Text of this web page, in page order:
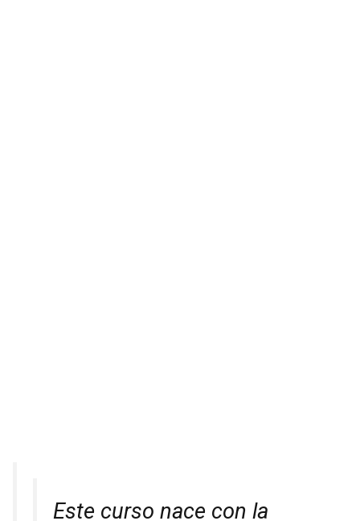
Este curso nace con la